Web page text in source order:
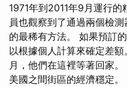
1971年到2011年9月運行
員也觀察到了通過兩個檢
的最稀有方法。 如果預訂
以根據個人計算來確定差
月，他們在這裡等著回家
美國之間街區的經濟穩定